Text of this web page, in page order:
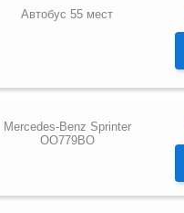
Автобус 55 мест
Mercedes-Benz Sprinter
OO779BO